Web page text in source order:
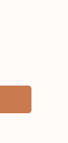
Wert ein